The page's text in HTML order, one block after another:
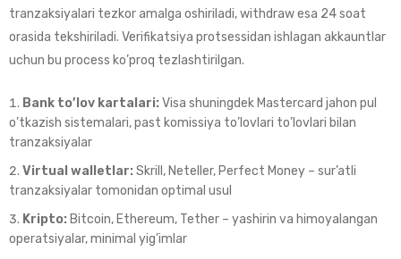
tranzaksiyalari tezkor amalga oshiriladi, withdraw esa 24 soat
orasida tekshiriladi. Verifikatsiya protsessidan ishlagan akkauntlar
uchun bu process ko’proq tezlashtirilgan.
Bank to’lov kartalari: Visa shuningdek Mastercard jahon pul
o’tkazish sistemalari, past komissiya to’lovlari to’lovlari bilan
tranzaksiyalar
Virtual walletlar: Skrill, Neteller, Perfect Money – sur’atli
tranzaksiyalar tomonidan optimal usul
Kripto: Bitcoin, Ethereum, Tether – yashirin va himoyalangan
operatsiyalar, minimal yig’imlar